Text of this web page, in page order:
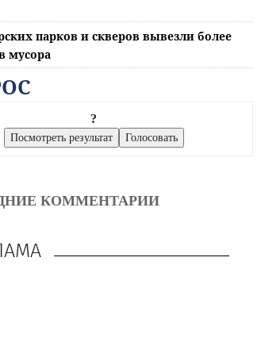
парков и скверов вывезли более
мусора
?
КОММЕНТАРИИ